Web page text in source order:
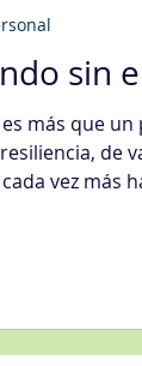
sin
más que
de
vez más